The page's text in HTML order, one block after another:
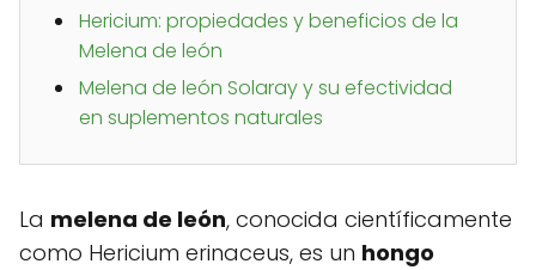
Hericium: propiedades y beneficios de la
Melena de león
Melena de león Solaray y su efectividad
en suplementos naturales
La melena de león, conocida científicamente
como Hericium erinaceus, es un hongo